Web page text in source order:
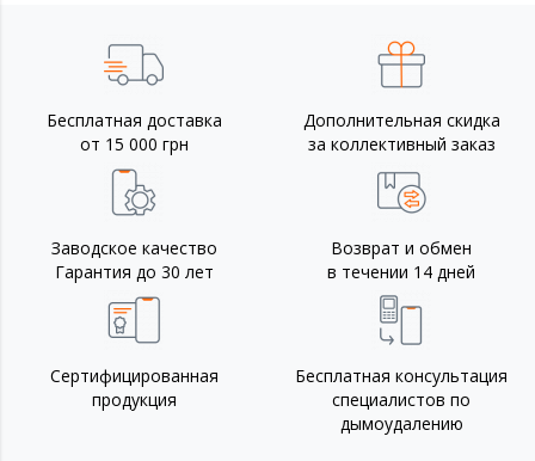
Бесплатная доставка
от 15 000 грн
Дополнительная скидка
за коллективный заказ
Заводское качество
Гарантия до 30 лет
Возврат и обмен
в течении 14 дней
Сертифицированная
продукция
Бесплатная консультация
специалистов по
дымоудалению